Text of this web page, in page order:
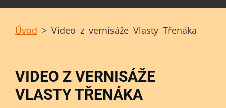
Úvod > Video z vernisáže Vlasty Třenáka
VIDEO Z VERNISÁŽE
VLASTY TŘENÁKA